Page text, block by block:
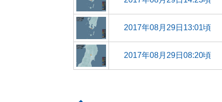
2017年08月29日13:01頃
2017年08月29日08:20頃